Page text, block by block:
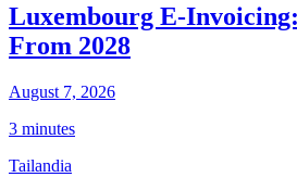
Luxembourg E-
From 2028
August 7, 2026
3 minutes
Tailandia